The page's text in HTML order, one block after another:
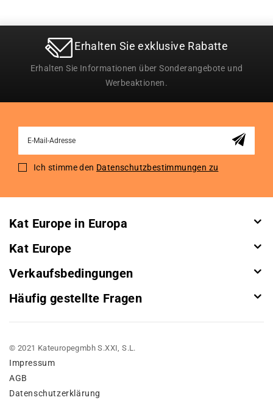
Erhalten Sie exklusive Rabatte
Erhalten Sie Informationen über Sonderangebote und
Werbeaktionen.
for
Ich stimme den Datenschutzbestimmungen zu
Kat Europe in Europa
Kat Europe
Verkaufsbedingungen
Häufig gestellte Fragen
© 2021 Kateuropegmbh S.XXI, S.L.
Impressum
AGB
Datenschutzerklärung